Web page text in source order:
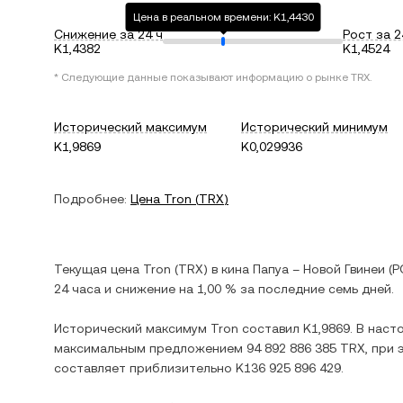
Снижение за 24 ч
K1,4382
Цена в реальном времени: K1,4430
Рост за
K1,4524
* Следующие данные показывают информацию о рынке TRX.
Исторический максимум
K1,9869
Исторический минимум
K0,029936
Подробнее: Цена Tron (TRX)
Текущая цена Tron (TRX) в кина Папуа – Новой Гвинеи (
24 часа и снижение на 1,00 % за последние семь дней.
Исторический максимум Tron составил K1,9869 . В
максимальным предложением 94 892 886 385 TRX ,
составляет приблизительно K136 925 896 429